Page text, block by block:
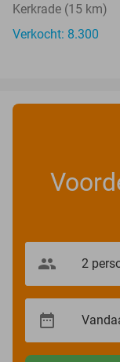
Kerkrade (15 km)
Verkocht: 8.300